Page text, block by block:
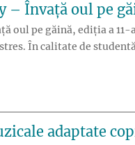
– Învață oul pe
oul pe găină, ediția a
În calitate de
adaptate